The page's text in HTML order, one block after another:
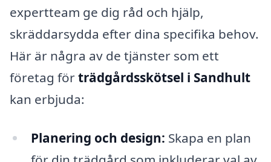
expertteam ge dig råd och hjälp,
skräddarsydda efter dina specifika behov.
Här är några av de tjänster som ett
företag förträdgårdsskötsel i Sandhult
kan erbjuda:
Planering och design: Skapa en plan